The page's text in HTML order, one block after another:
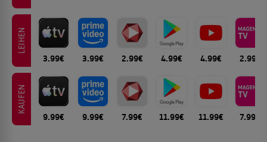
LEIHEN
3.99€ 3.99€ 2.99€ 4.99€ 4.99€ 2.99€
KAUFEN
9.99€ 9.99€ 7.99€ 11.99€ 11.99€ 7.99€